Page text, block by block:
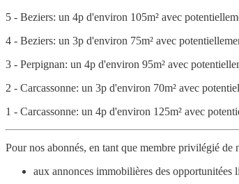
5 - Beziers: un 4p d'environ 105m² avec
4 - Beziers: un 3p d'environ 75m² avec
3 - Perpignan: un 4p d'environ 95m² avec
2 - Carcassonne: un 3p d'environ 70m² avec
1 - Carcassonne: un 4p d'environ 125m² avec
Pour nos abonnés, en tant que membre privilégié de
aux annonces immobilières des opportunitées